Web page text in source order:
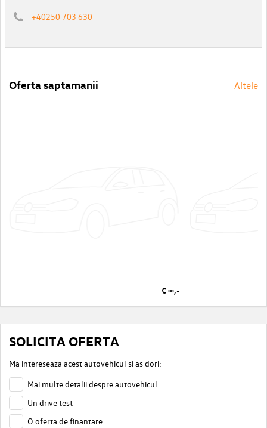
+40250 703 630
Oferta saptamanii Altele
€ ∞,-
SOLICITA OFERTA
Ma intereseaza acest autovehicul si as dori:
Mai multe detalii despre autovehicul
Un drive test
O oferta de finantare